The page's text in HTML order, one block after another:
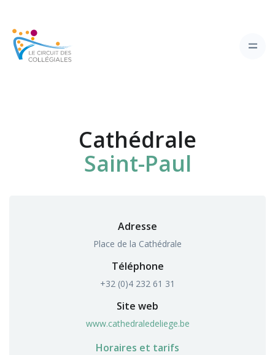
Cathédrale
Saint-Paul
Adresse
Place de la Cathédrale
Téléphone
+32 (0)4 232 61 31
Site web
www.cathedraledeliege.be
Horaires et tarifs